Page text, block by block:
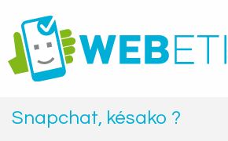
Snapchat, késako ?